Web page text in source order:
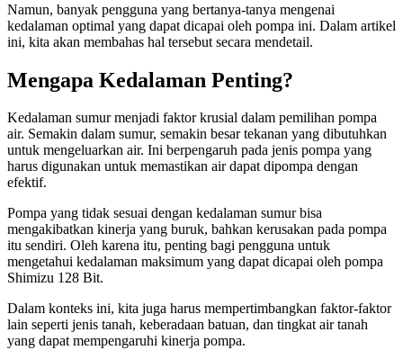
Namun, banyak pengguna yang bertanya-tanya mengenai
kedalaman optimal yang dapat dicapai oleh pompa ini. Dalam artikel
ini, kita akan membahas hal tersebut secara mendetail.
Mengapa Kedalaman Penting?
Kedalaman sumur menjadi faktor krusial dalam pemilihan pompa
air. Semakin dalam sumur, semakin besar tekanan yang dibutuhkan
untuk mengeluarkan air. Ini berpengaruh pada jenis pompa yang
harus digunakan untuk memastikan air dapat dipompa dengan
efektif.
Pompa yang tidak sesuai dengan kedalaman sumur bisa
mengakibatkan kinerja yang buruk, bahkan kerusakan pada pompa
itu sendiri. Oleh karena itu, penting bagi pengguna untuk
mengetahui kedalaman maksimum yang dapat dicapai oleh pompa
Shimizu 128 Bit.
Dalam konteks ini, kita juga harus mempertimbangkan faktor-faktor
lain seperti jenis tanah, keberadaan batuan, dan tingkat air tanah
yang dapat mempengaruhi kinerja pompa.